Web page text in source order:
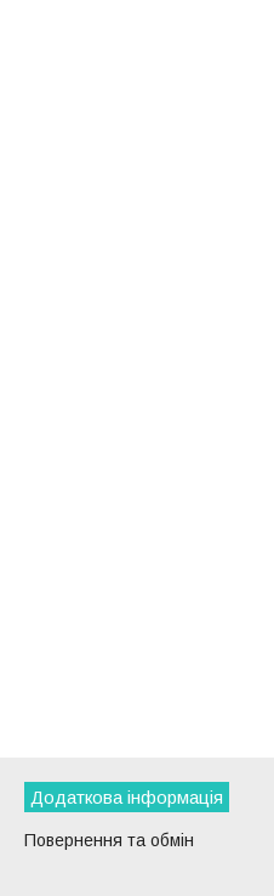
Додаткова інформація
Повернення та обмін